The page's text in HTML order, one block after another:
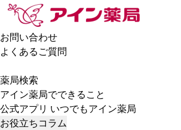
お問い合わせ
よくあるご質問
薬局検索
アイン薬局でできること
公式アプリ いつでもアイン薬局
お役立ちコラム